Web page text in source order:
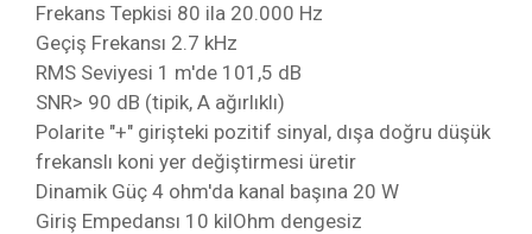
Frekans Tepkisi 80 ila 20.000 Hz
Geçiş Frekansı 2.7 kHz
RMS Seviyesi 1 m'de 101,5 dB
SNR> 90 dB (tipik, A ağırlıklı)
Polarite "+" girişteki pozitif sinyal, dışa doğru düşük
frekanslı koni yer değiştirmesi üretir
Dinamik Güç 4 ohm'da kanal başına 20 W
Giriş Empedansı 10 kilOhm dengesiz